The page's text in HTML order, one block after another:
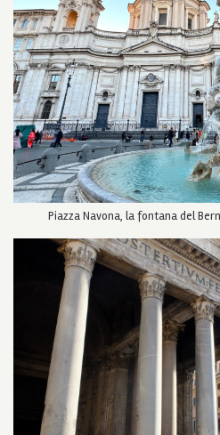
Piazza Navona, la fontana del